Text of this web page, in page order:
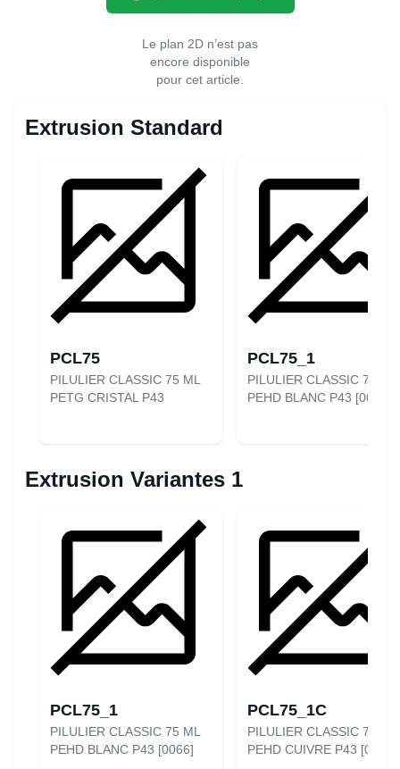
Le plan 2D n’est pas
encore disponible
pour cet article.
Extrusion Standard
PCL75
PILULIER CLASSIC 75 ML
PETG CRISTAL P43
PCL75_1
PILULIER CLASSIC 75 ML
PEHD BLANC P43 [0066]
Extrusion Variantes 1
PCL75_1
PILULIER CLASSIC 75 ML
PEHD BLANC P43 [0066]
PCL75_1C
PILULIER CLASSIC 75 ML
PEHD CUIVRE P43